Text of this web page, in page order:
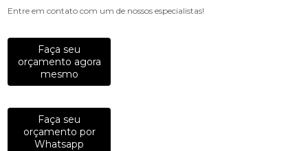
Entre em contato com um de nossos especialistas!
Faça seu
orçamento agora
mesmo
Faça seu
orçamento por
Whatsapp